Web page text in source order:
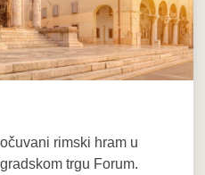
rimski hram u
trgu Forum.